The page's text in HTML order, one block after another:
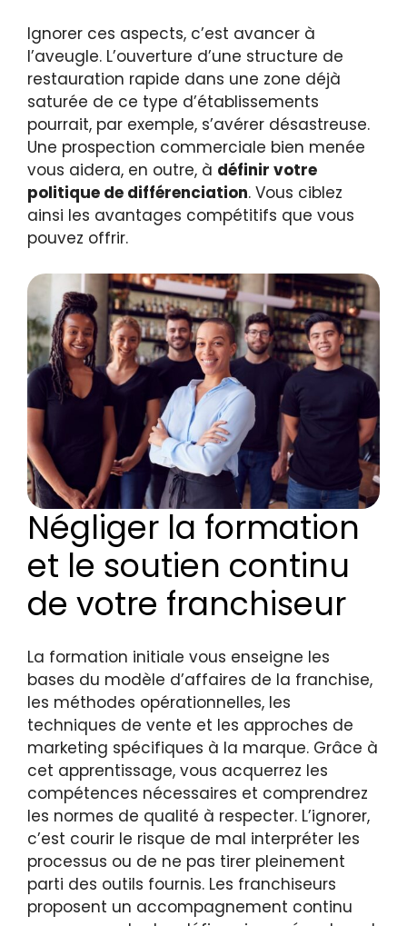
Ignorer ces aspects, c’est avancer à
l’aveugle. L’ouverture d’une structure de
restauration rapide dans une zone déjà
saturée de ce type d’établissements
pourrait, par exemple, s’avérer désastreuse.
Une prospection commerciale bien menée
vous aidera, en outre, à définir votre
politique de différenciation. Vous ciblez
ainsi les avantages compétitifs que vous
pouvez offrir.
Négliger la formation
et le soutien continu
de votre franchiseur
La formation initiale vous enseigne les
bases du modèle d’affaires de la franchise,
les méthodes opérationnelles, les
techniques de vente et les approches de
marketing spécifiques à la marque. Grâce à
cet apprentissage, vous acquerrez les
compétences nécessaires et comprendrez
les normes de qualité à respecter. L’ignorer,
c’est courir le risque de mal interpréter les
processus ou de ne pas tirer pleinement
parti des outils fournis. Les franchiseurs
proposent un accompagnement continu